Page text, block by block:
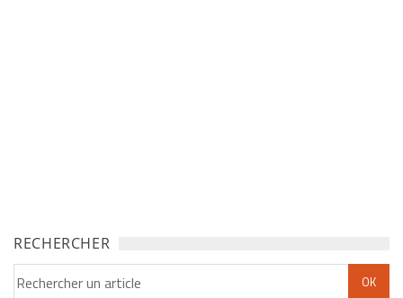
RECHERCHER